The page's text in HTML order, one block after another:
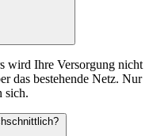
wird Ihre Versorgung nicht
das bestehende Netz. Nur
sich.